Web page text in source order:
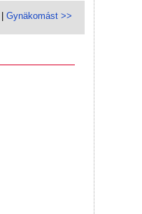
|Gynäkomást >>